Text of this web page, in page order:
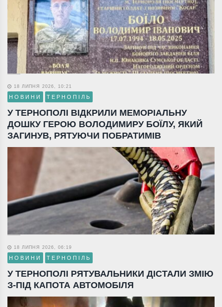
18 ЛИПНЯ 2026, 10:21
НОВИНИ ТЕРНОПІЛЬ
У ТЕРНОПОЛІ ВІДКРИЛИ МЕМОРІАЛЬНУ
ДОШКУ ГЕРОЮ ВОЛОДИМИРУ БОЇЛУ, ЯКИЙ
ЗАГИНУВ, РЯТУЮЧИ ПОБРАТИМІВ
18 ЛИПНЯ 2026, 06:19
НОВИНИ ТЕРНОПІЛЬ
У ТЕРНОПОЛІ РЯТУВАЛЬНИКИ ДІСТАЛИ ЗМІЮ
З-ПІД КАПОТА АВТОМОБІЛЯ